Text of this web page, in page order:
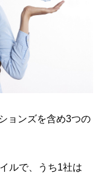
ョンズを含め3つの
ルで、うち1社は